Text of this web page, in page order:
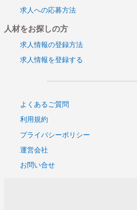
求人への応募方法
人材をお探しの方
求人情報の登録方法
求人情報を登録する
よくあるご質問
利用規約
プライバシーポリシー
運営会社
お問い合せ